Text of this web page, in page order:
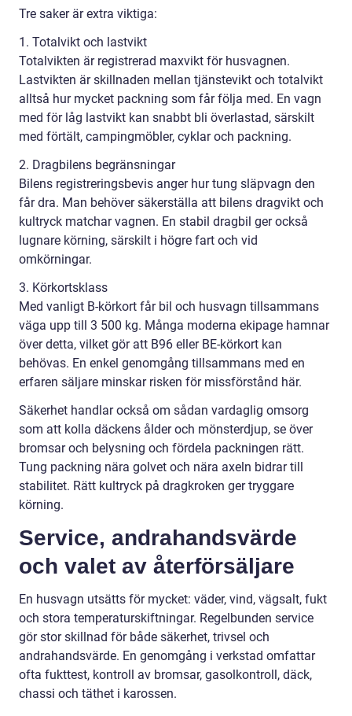
Tre saker är extra viktiga:
1. Totalvikt och lastvikt
Totalvikten är registrerad maxvikt för husvagnen.
Lastvikten är skillnaden mellan tjänstevikt och totalvikt
alltså hur mycket packning som får följa med. En vagn
med för låg lastvikt kan snabbt bli överlastad, särskilt
med förtält, campingmöbler, cyklar och packning.
2. Dragbilens begränsningar
Bilens registreringsbevis anger hur tung släpvagn den
får dra. Man behöver säkerställa att bilens dragvikt och
kultryck matchar vagnen. En stabil dragbil ger också
lugnare körning, särskilt i högre fart och vid
omkörningar.
3. Körkortsklass
Med vanligt B-körkort får bil och husvagn tillsammans
väga upp till 3 500 kg. Många moderna ekipage hamnar
över detta, vilket gör att B96 eller BE-körkort kan
behövas. En enkel genomgång tillsammans med en
erfaren säljare minskar risken för missförstånd här.
Säkerhet handlar också om sådan vardaglig omsorg
som att kolla däckens ålder och mönsterdjup, se över
bromsar och belysning och fördela packningen rätt.
Tung packning nära golvet och nära axeln bidrar till
stabilitet. Rätt kultryck på dragkroken ger tryggare
körning.
Service, andrahandsvärde
och valet av återförsäljare
En husvagn utsätts för mycket: väder, vind, vägsalt, fukt
och stora temperaturskiftningar. Regelbunden service
gör stor skillnad för både säkerhet, trivsel och
andrahandsvärde. En genomgång i verkstad omfattar
ofta fukttest, kontroll av bromsar, gasolkontroll, däck,
chassi och täthet i karossen.